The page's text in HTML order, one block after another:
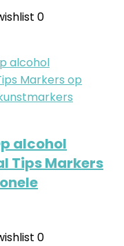
0
alcohol
Tips Markers
0